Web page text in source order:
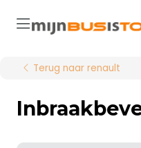
Terug naar renault